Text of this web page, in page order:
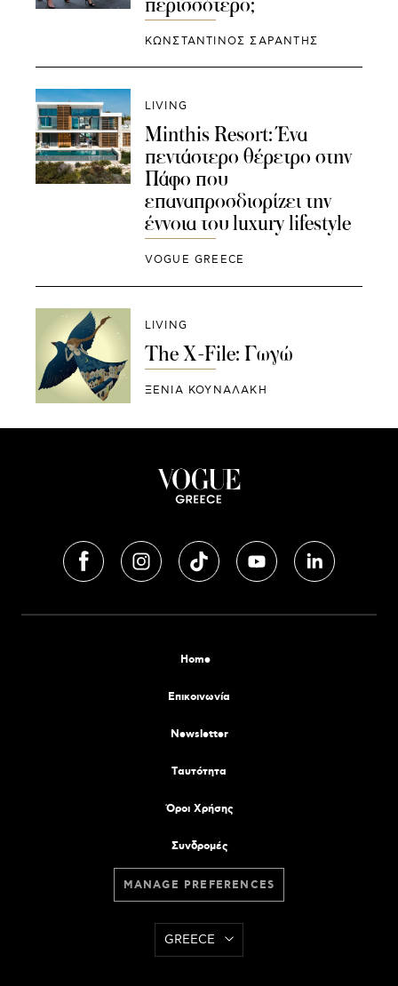
ΚΩΝΣΤΑΝΤΙΝΟΣ ΣΑΡΑΝΤΗΣ
LIVING
Minthis Resort: Ένα
πεντάστερο θέρετρο στην
Πάφο που
επαναπροσδιορίζει την
έννοια του luxury lifestyle
VOGUE GREECE
LIVING
The X-File: Γωγώ
ΞΕΝΙΑ ΚΟΥΝΑΛΑΚΗ
Home
Επικοινωνία
Newsletter
Tαυτότητα
Όροι Χρήσης
Συνδρομές
MANAGE PREFERENCES
GREECE